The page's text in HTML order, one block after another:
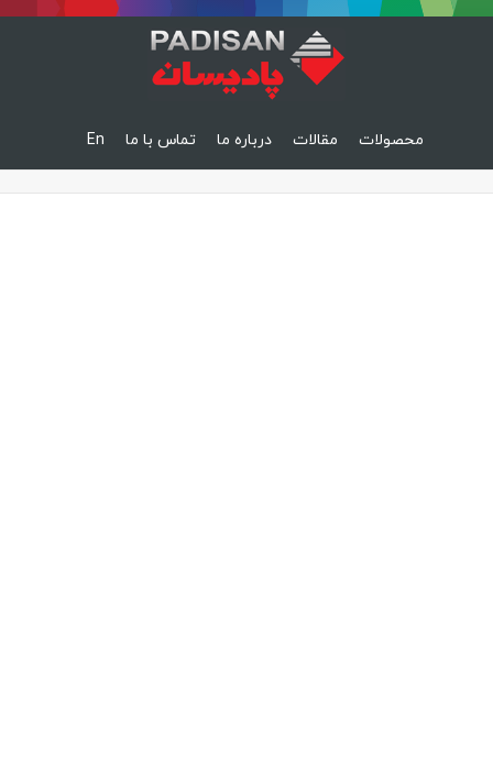
محصولات مقالات درباره ما تماس با ما En